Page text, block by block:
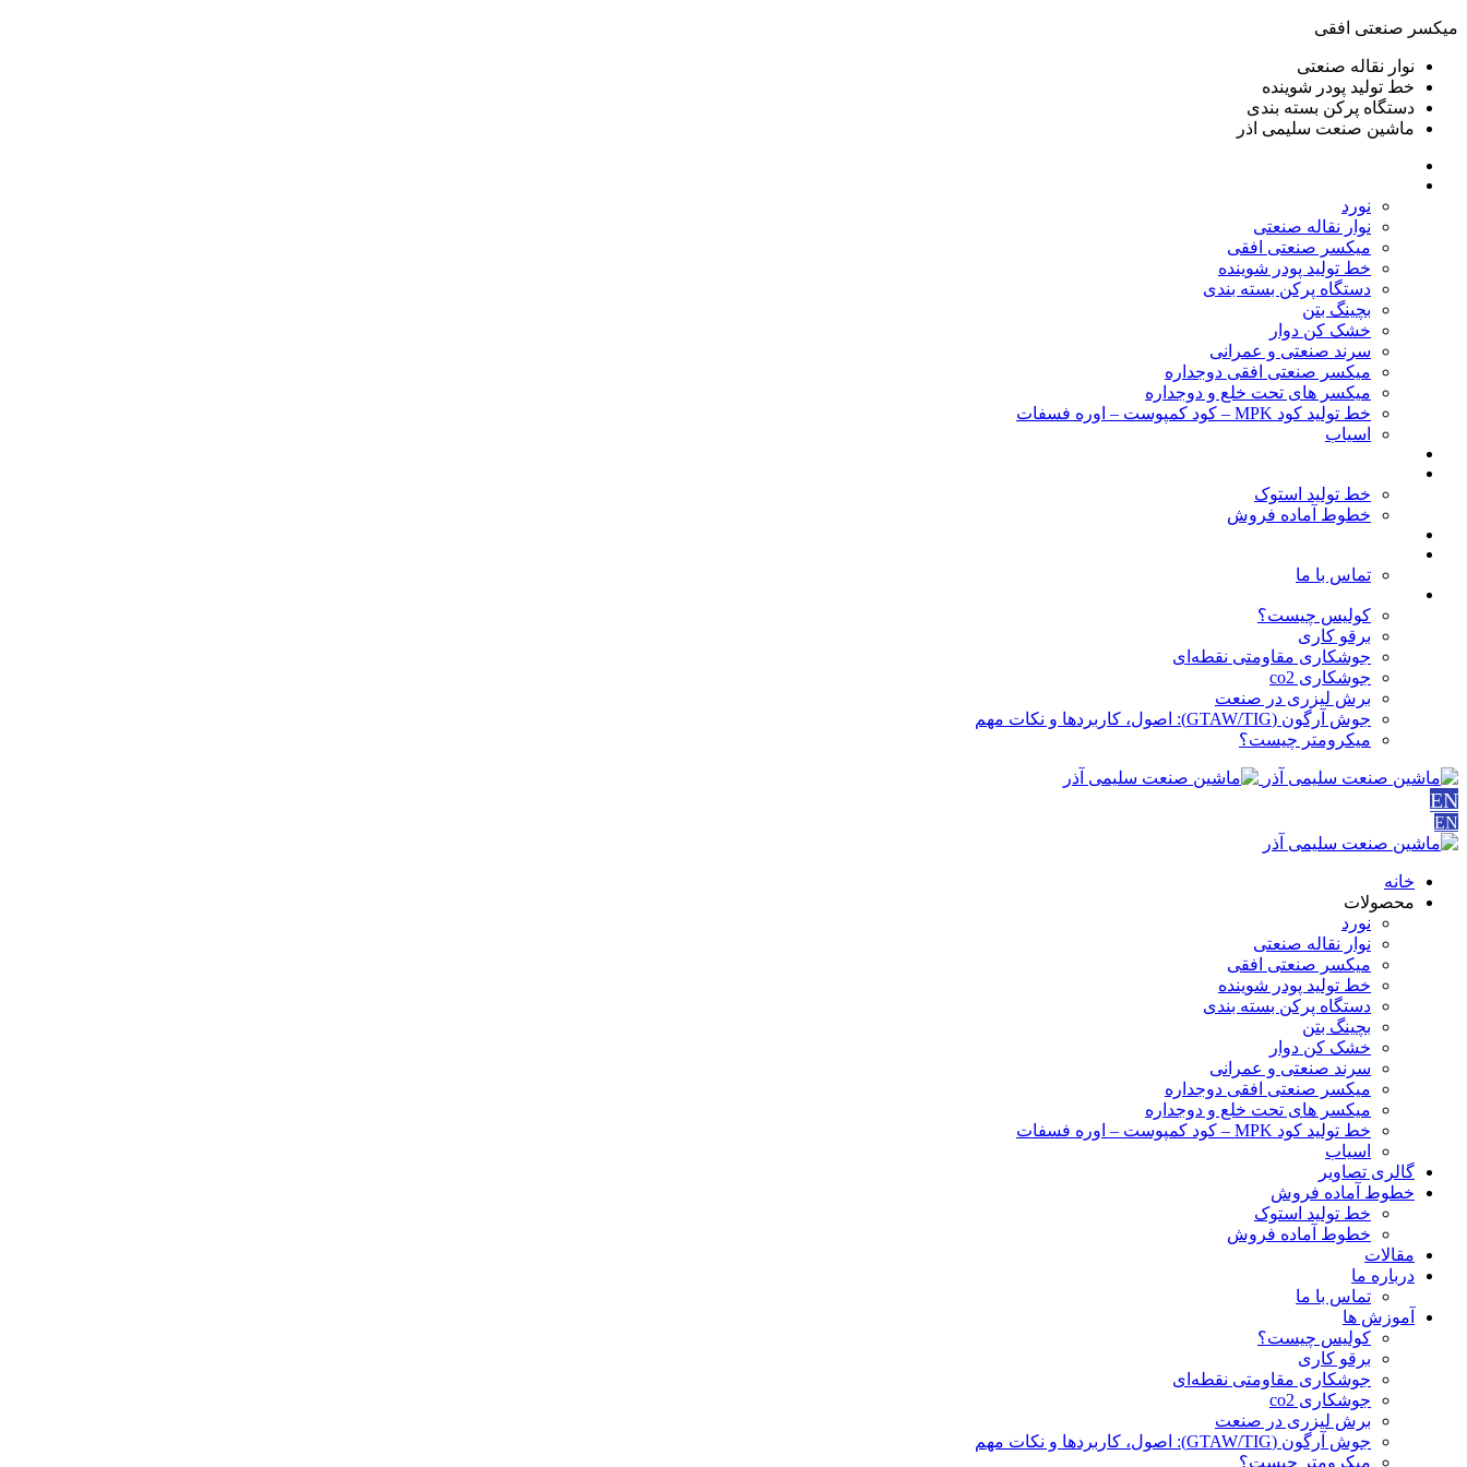
ميكسر صنعتی افقی
نوار نقاله صنعتی
خط تولید پودر شوينده
دستگاه پرکن بسته بندی
ماشين صنعت سليمی اذر
نورد
نوار نقاله صنعتی
ميكسر صنعتی افقی
خط تولید پودر شوينده
دستگاه پرکن بسته بندی
بچينگ بتن
خشک کن دوار
سرند صنعتی و عمرانی
میکسر صنعتی افقی دوجداره
میکسر های تحت خلع و دوجداره
خط تولید کود MPK – کود کمپوست – اوره فسفات
اسیاب
خط تولید استوک
خطوط آماده فروش
تماس با ما
کولیس چیست؟
برقو کاری
جوشکاری مقاومتی نقطه‌ای
جوشکاری co2
برش لیزری در صنعت
جوش آرگون (GTAW/TIG): اصول، کاربردها و نکات مهم
میکرومتر چیست؟
EN
EN
خانه
محصولات
نورد
نوار نقاله صنعتی
ميكسر صنعتی افقی
خط تولید پودر شوينده
دستگاه پرکن بسته بندی
بچينگ بتن
خشک کن دوار
سرند صنعتی و عمرانی
میکسر صنعتی افقی دوجداره
میکسر های تحت خلع و دوجداره
خط تولید کود MPK – کود کمپوست – اوره فسفات
اسیاب
گالری تصاویر
خطوط آماده فروش
خط تولید استوک
خطوط آماده فروش
مقالات
درباره ما
تماس با ما
آموزش ها
کولیس چیست؟
برقو کاری
جوشکاری مقاومتی نقطه‌ای
جوشکاری co2
برش لیزری در صنعت
جوش آرگون (GTAW/TIG): اصول، کاربردها و نکات مهم
میکرومتر چیست؟